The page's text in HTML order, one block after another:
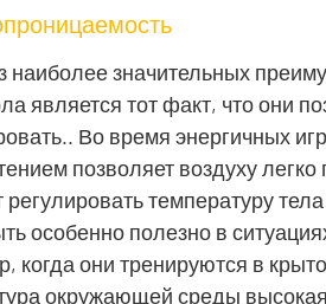
наиболее значительных
является тот факт, что они
Во время энергичных
позволяет воздуху легко
регулировать температуру
особенно полезно в
когда они тренируются в
окружающей среды